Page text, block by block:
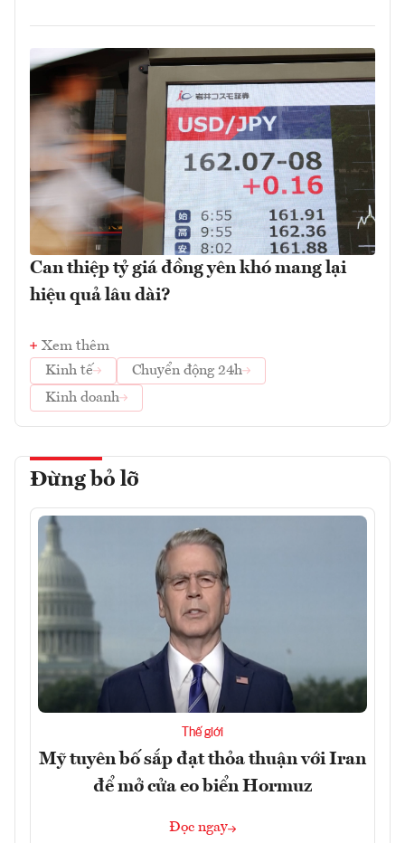
Can thiệp tỷ giá đồng yên khó mang lại
hiệu quả lâu dài?
Xem thêm
Kinh tế
Chuyển động 24h
Kinh doanh
Đừng bỏ lỡ
Thế giới
Mỹ tuyên bố sắp đạt thỏa thuận với Iran
để mở cửa eo biển Hormuz
Đọc ngay